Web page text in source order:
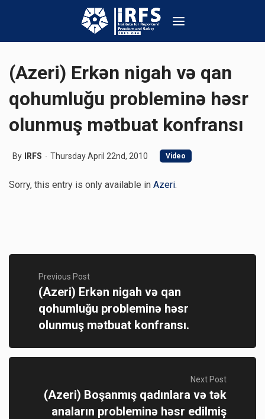
(Azeri) Erkən nigah və qan
qohumluğu probleminə həsr
olunmuş mətbuat konfransı
By IRFS Thursday April 22nd, 2010 Video
Sorry, this entry is only available in Azeri.
Previous Post
(Azeri) Erkən nigah və qan
qohumluğu probleminə həsr
olunmuş mətbuat konfransı.
Next Post
(Azeri) Boşanmış qadınlara və tək
anaların probleminə həsr edilmiş